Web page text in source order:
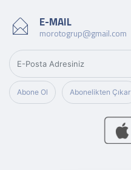
E-MAIL
morotogrup@gmail.com
Abone Ol Abonelikten Çıkar